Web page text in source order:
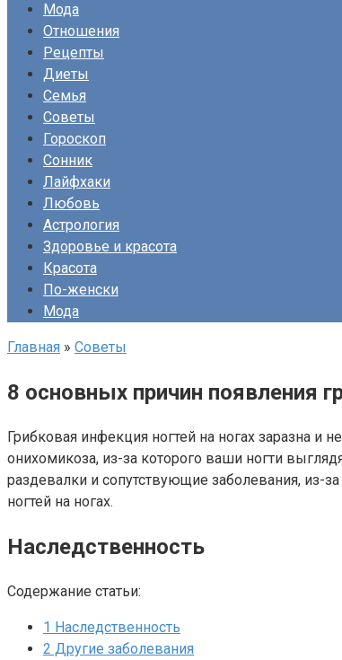
Мода
Отношения
Рецепты
Диеты
Семья
Советы
Гороскоп
Сонник
Лайфхаки
Любовь
Астрология
Здоровье и красота
Красота
По-женски
Мода
Главная » Советы
8 основных причин появления
Грибковая инфекция ногтей на ногах заразна
онихомикоза, из-за которого ваши ногти
раздевалки и сопутствующие заболевания, из-
ногтей на ногах.
Наследственность
Содержание статьи:
1 Наследственность
2 Другие заболевания